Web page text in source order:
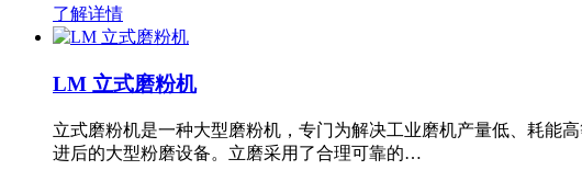
了解详情
LM 立式磨粉机
立式磨粉机是一种大型磨粉机，专门为解决工业磨机产量低、耗能
进后的大型粉磨设备。立磨采用了合理可靠的…